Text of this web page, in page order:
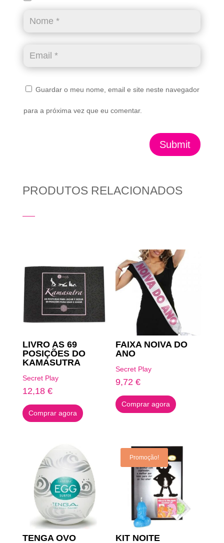
Guardar o meu nome, email e site neste navegador
para a próxima vez que eu comentar.
Submit
PRODUTOS RELACIONADOS
LIVRO AS 69
POSIÇÕES DO
KAMASUTRA
Secret Play
12,18 €
Comprar agora
FAIXA NOIVA DO
ANO
Secret Play
9,72€
Comprar agora
TENGA OVO
Promoção!
KIT NOITE